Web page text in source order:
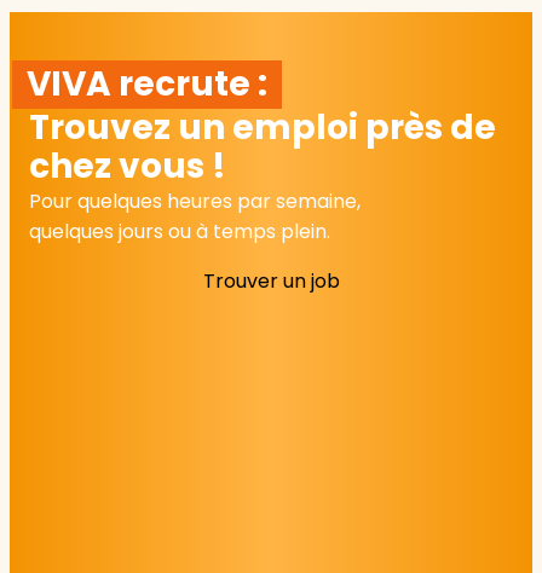
VIVA recrute :
Trouvez un emploi près de
chez vous !
Pour quelques heures par semaine,
quelques jours ou à temps plein.
Trouver un job